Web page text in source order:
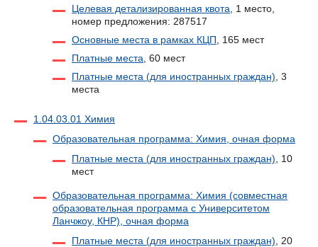
Целевая детализированная квота , 1 место,
номер предложения: 287517
Основные места в рамках КЦП , 165 мест
Платные места , 60 мест
Платные места (для иностранных граждан) , 3
места
1.04.03.01 Химия
Образовательная программа: Химия, очная форма
Платные места (для иностранных граждан) , 10
мест
Образовательная программа: Химия (совместная
образовательная программа с Университетом
Ланчжоу, КНР), очная форма
Платные места (для иностранных граждан) , 20